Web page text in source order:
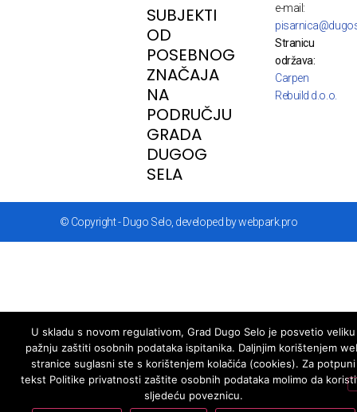
SUBJEKTI
OD
POSEBNOG
ZNAČAJA
NA
PODRUČJU
GRADA
DUGOG
SELA
e-mail:
Stranicu
održava:
Carpen
Rebuild d.o.o.
© Copyright - Dugo Selo, developed by webpark.pro
U skladu s novom regulativom, Grad Dugo Selo je posvetio veliku
pažnju zaštiti osobnih podataka ispitanika. Daljnjim korištenjem
stranice suglasni ste s korištenjem kolačića (cookies). Za potpuni
tekst Politike privatnosti zaštite osobnih podataka molimo da
sljedeću poveznicu.